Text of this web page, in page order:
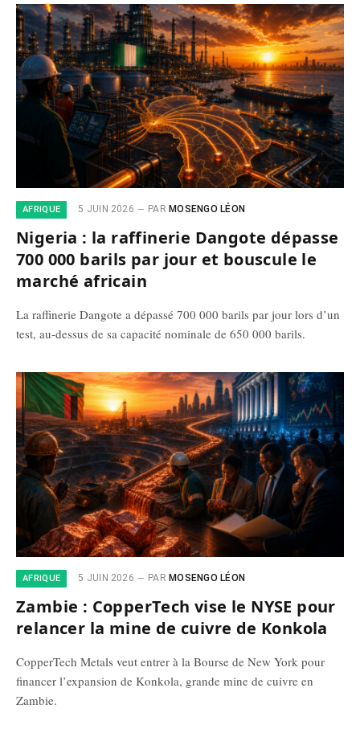
AFRIQUE 5 JUIN 2026 PAR MOSENGO LÉON
Nigeria : la raffinerie Dangote dépasse
700 000 barils par jour et bouscule le
marché africain
La raffinerie Dangote a dépassé 700 000 barils par jour lors d’un
test, au-dessus de sa capacité nominale de 650 000 barils.
AFRIQUE 5 JUIN 2026 PAR MOSENGO LÉON
Zambie : CopperTech vise le NYSE pour
relancer la mine de cuivre de Konkola
CopperTech Metals veut entrer à la Bourse de New York pour
financer l’expansion de Konkola, grande mine de cuivre en
Zambie.